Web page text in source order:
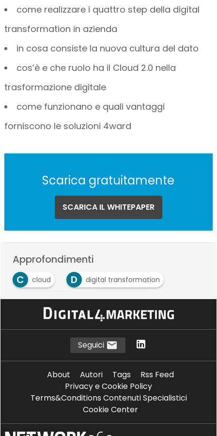
come realizzare i quattro step della digital
transformation in azienda
in cosa consiste la nuova cultura del dato
cos’è e che ruolo ha il Cloud 2.0 nella
trasformazione digitale
come funzionano e quali vantaggi
forniscono le soluzioni 4ward
Scarica gratuitamente
SCARICA IL WHITEPAPER
Approfondimenti
C
cloud D digital transformation
D DX Economy I impresa 4.0
Microsoft
Seguici
About Autori Tags
Rss Feed
Privacy e Cookie Policy
Terms&Conditions Contenuti Specialistici
Cookie Center